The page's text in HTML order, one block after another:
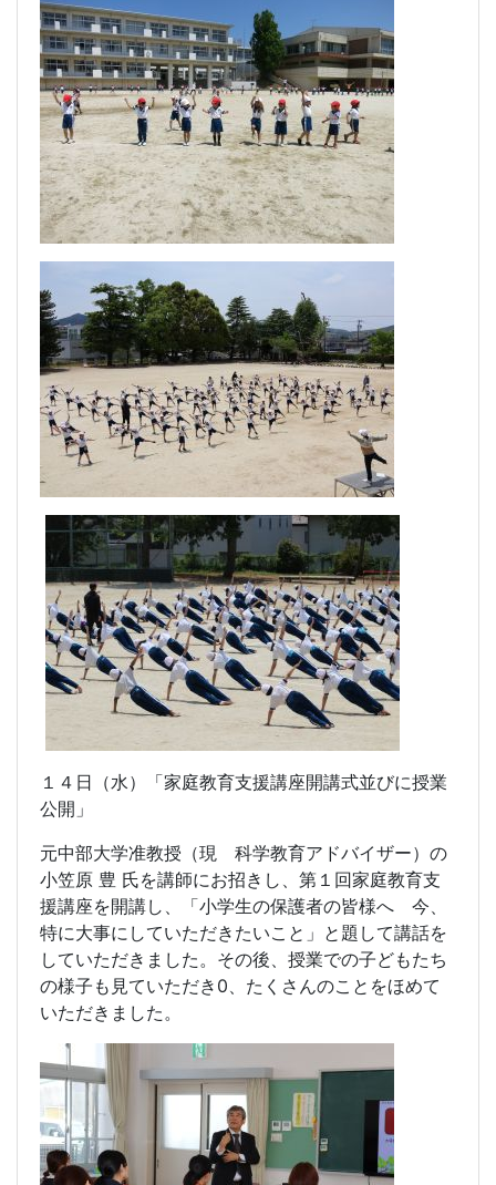
１４日（水）「家庭教育支援講座開講式並びに授業
公開」
元中部大学准教授（現 科学教育アドバイザー）の
小笠原 豊 氏を講師にお招きし、第１回家庭教育支
援講座を開講し、「小学生の保護者の皆様へ 今、
特に大事にしていただきたいこと」と題して講話を
していただきました。その後、授業での子どもたち
の様子も見ていただき 0、たくさんのことをほめて
いただきました。